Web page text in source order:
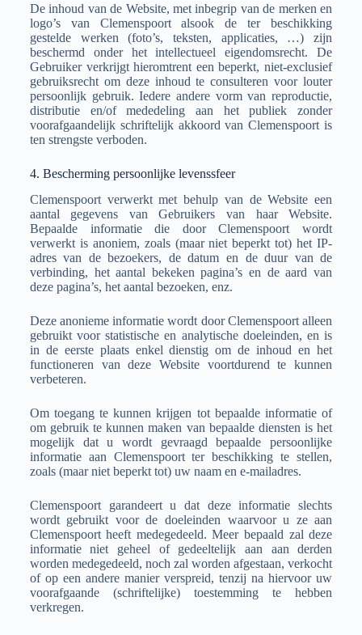
De inhoud van de Website, met inbegrip van de merken en
logo’s van Clemenspoort alsook de ter beschikking
gestelde werken (foto’s, teksten, applicaties, …) zijn
beschermd onder het intellectueel eigendomsrecht. De
Gebruiker verkrijgt hieromtrent een beperkt, niet-exclusief
gebruiksrecht om deze inhoud te consulteren voor louter
persoonlijk gebruik. Iedere andere vorm van reproductie,
distributie en/of mededeling aan het publiek zonder
voorafgaandelijk schriftelijk akkoord van Clemenspoort is
ten strengste verboden.
4. Bescherming persoonlijke levenssfeer
Clemenspoort verwerkt met behulp van de Website een
aantal gegevens van Gebruikers van haar Website.
Bepaalde informatie die door Clemenspoort wordt
verwerkt is anoniem, zoals (maar niet beperkt tot) het IP-
adres van de bezoekers, de datum en de duur van de
verbinding, het aantal bekeken pagina’s en de aard van
deze pagina’s, het aantal bezoeken, enz.
Deze anonieme informatie wordt door Clemenspoort alleen
gebruikt voor statistische en analytische doeleinden, en is
in de eerste plaats enkel dienstig om de inhoud en het
functioneren van deze Website voortdurend te kunnen
verbeteren.
Om toegang te kunnen krijgen tot bepaalde informatie of
om gebruik te kunnen maken van bepaalde diensten is het
mogelijk dat u wordt gevraagd bepaalde persoonlijke
informatie aan Clemenspoort ter beschikking te stellen,
zoals (maar niet beperkt tot) uw naam en e-mailadres.
Clemenspoort garandeert u dat deze informatie slechts
wordt gebruikt voor de doeleinden waarvoor u ze aan
Clemenspoort heeft medegedeeld. Meer bepaald zal deze
informatie niet geheel of gedeeltelijk aan aan derden
worden medegedeeld, noch zal worden afgestaan, verkocht
of op een andere manier verspreid, tenzij na hiervoor uw
voorafgaande (schriftelijke) toestemming te hebben
verkregen.